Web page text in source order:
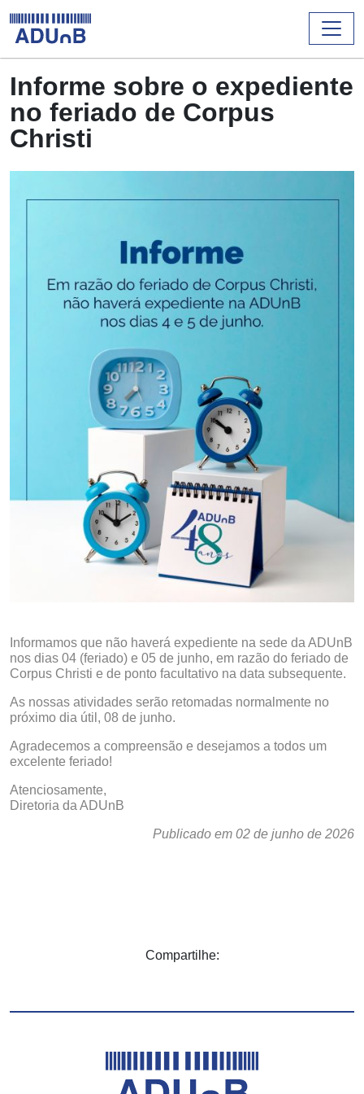
Informe sobre o expediente
no feriado de Corpus
Christi
Informamos que não haverá expediente na sede da ADUnB
nos dias 04 (feriado) e 05 de junho, em razão do feriado de
Corpus Christi e de ponto facultativo na data subsequente.
As nossas atividades serão retomadas normalmente no
próximo dia útil, 08 de junho.
Agradecemos a compreensão e desejamos a todos um
excelente feriado!
Atenciosamente,
Diretoria da ADUnB
Publicado em 02 de junho de 2026
Compartilhe: